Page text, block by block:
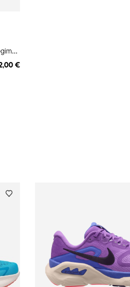
B
ROOKS GHOST LITE QUARTER 2PK bėgimo kojinės
€